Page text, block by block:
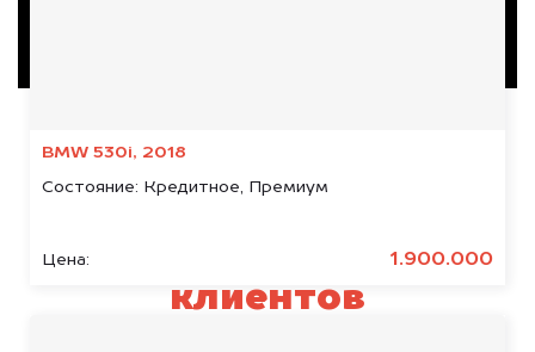
BMW 530i, 2018
Состояние: Кредитное, Премиум
Цена: 1.900.000
Отзывы наших
клиентов